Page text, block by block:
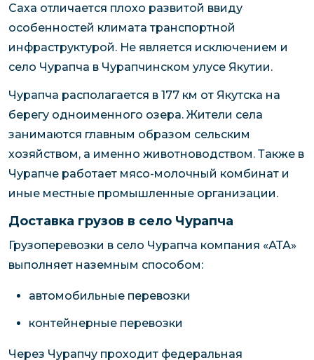
Саха отличается плохо развитой ввиду
особенностей климата транспортной
инфраструктурой. Не является исключением и
село Чурапча в Чурапчинском улусе Якутии.
Чурапча располагается в 177 км от Якутска на
берегу одноименного озера. Жители села
занимаются главным образом сельским
хозяйством, а именно животноводством. Также в
Чурапче работает мясо-молочный комбинат и
иные местные промышленные организации.
Доставка грузов в село Чурапча
Грузоперевозки в село Чурапча компания «АТА»
выполняет наземным способом:
автомобильные перевозки
контейнерные перевозки
Через Чурапчу проходит федеральная